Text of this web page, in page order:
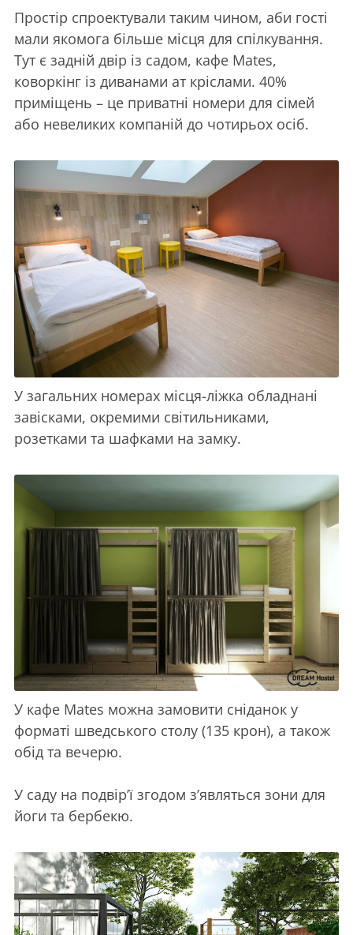
Простір спроектували таким чином, аби гості
мали якомога більше місця для спілкування.
Тут є задній двір із садом, кафе Mates,
коворкінг із диванами ат кріслами. 40%
приміщень – це приватні номери для сімей
або невеликих компаній до чотирьох осіб.
У загальних номерах місця-ліжка обладнані
завісками, окремими світильниками,
розетками та шафками на замку.
У кафе Mates можна замовити сніданок у
форматі шведського столу (135 крон), а також
обід та вечерю.
У саду на подвір’ї згодом з’являться зони для
йоги та бербекю.